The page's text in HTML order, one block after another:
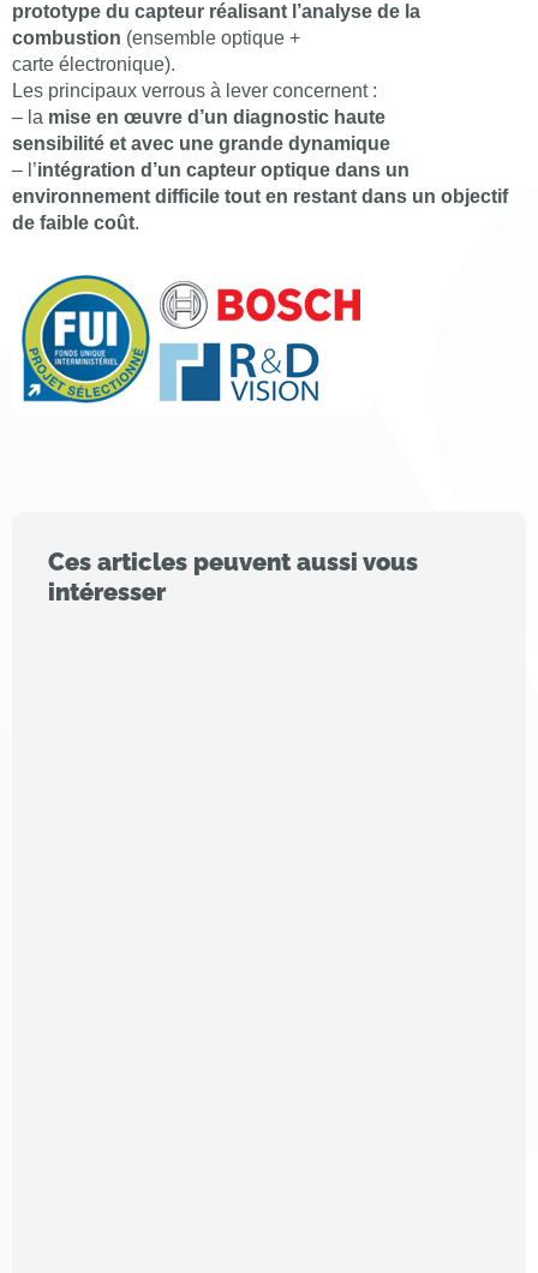
prototype du capteur réalisant l’analyse de la
combustion (ensemble optique +
carte électronique).
Les principaux verrous à lever concernent :
– la mise en œuvre d’un diagnostic haute
sensibilité et avec une grande dynamique
– l’intégration d’un capteur optique dans un
environnement difficile tout en restant dans un objectif
de faible coût.
Ces articles peuvent aussi vous
intéresser